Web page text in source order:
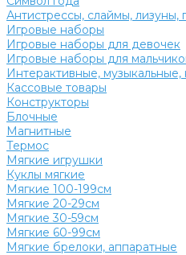
Антистрессы, слаймы, лизуны,
Игровые наборы
Игровые наборы для девочек
Игровые наборы для
Интерактивные, музыкальные,
Кассовые товары
Конструкторы
Блочные
Магнитные
Термос
Мягкие игрушки
Куклы мягкие
Мягкие 100-199см
Мягкие 20-29см
Мягкие 30-59см
Мягкие 60-99см
Мягкие брелоки, аппаратные